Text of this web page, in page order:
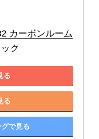
カーボンルーム
ク
る
る
で見る